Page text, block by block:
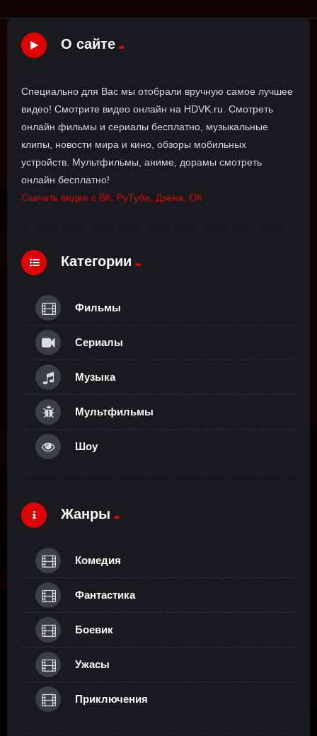
О сайте
Специально для Вас мы отобрали вручную самое лучшее
видео! Смотрите видео онлайн на HDVK.ru. Смотреть
онлайн фильмы и сериалы бесплатно, музыкальные
клипы, новости мира и кино, обзоры мобильных
устройств. Мультфильмы, аниме, дорамы смотреть
онлайн бесплатно!
Скачать видео с ВК, РуТуба, Дзена, ОК
Категории
Фильмы
Сериалы
Музыка
Мультфильмы
Шоу
Жанры
Комедия
Фантастика
Боевик
Ужасы
Приключения